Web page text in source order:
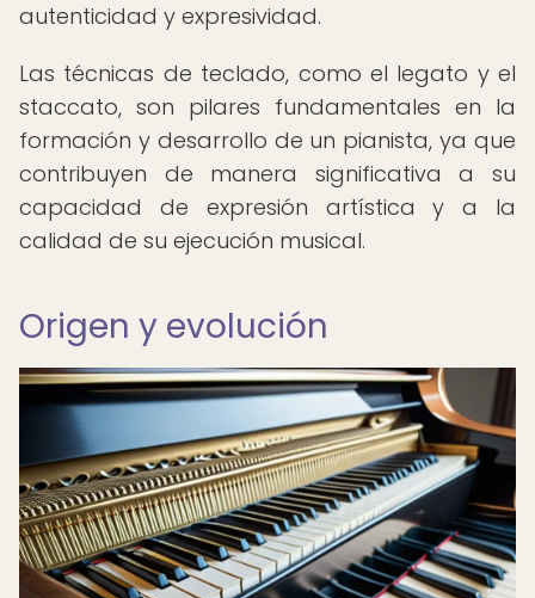
autenticidad y expresividad.
Las técnicas de teclado, como el legato y el
staccato, son pilares fundamentales en la
formación y desarrollo de un pianista, ya que
contribuyen de manera significativa a su
capacidad de expresión artística y a la
calidad de su ejecución musical.
Origen y evolución